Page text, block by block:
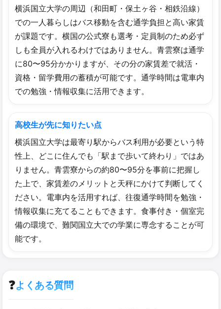
横浜国立大学の周辺（和田町・保土ヶ谷・相鉄沿線）
での一人暮らしはバス移動を含む通学負担と高い家賃
が課題です。横国の公式寮も選考・定員制のため必ず
しも全員が入れるわけではありません。青雲寮は通学
に80〜95分かかりますが、その分の家賃差で就活・
資格・留学費用の蓄積が可能です。通学時間は電車内
での勉強・情報収集に活用できます。
高校生が先に知りたい点
横浜国立大学は最寄り駅からバス利用が必要という特
性上、どこに住んでも「駅まで歩いて終わり」ではあ
りません。青雲寮からの約80〜95分を事前に把握し
た上で、家賃差のメリットと天秤にかけて判断してく
ださい。電車内を活用すれば、往復通学時間を勉強・
情報収集に充てることもできます。食事付き・個室完
備の環境で、難関国立大での学業に専念することが可
能です。
❓よくある質問